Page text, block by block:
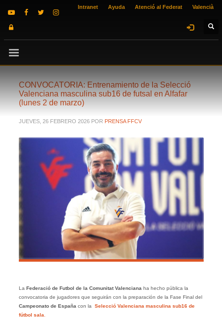
Intranet Ayuda Atenció al Federat Valencià
CONVOCATORIA: Entrenamiento de la Selecció
Valenciana masculina sub16 de futsal en Alfafar
(lunes 2 de marzo)
JUEVES, 26 FEBRERO 2026 POR PRENSA FFCV
La Federació de Futbol de la Comunitat Valenciana ha hecho pública la
convocatoria de jugadores que seguirán con la preparación de la Fase Final del
Campeonato de España con la Selecció Valenciana masculina sub16 de
fútbol sala